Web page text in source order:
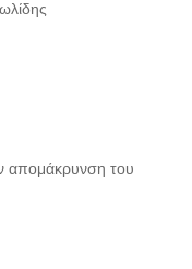
απομάκρυνση του